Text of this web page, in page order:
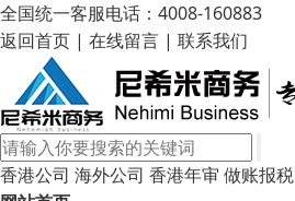
全国统一客服电话：4008-160883
返回首页 | 在线留言 | 联系我们
香港公司 海外公司 香港年审 做账报税